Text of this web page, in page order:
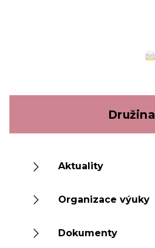
Družina
Aktuality
Organizace výuky
Dokumenty